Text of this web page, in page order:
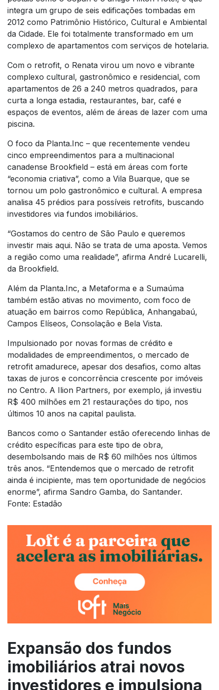
integra um grupo de seis edificações tombadas em
2012 como Patrimônio Histórico, Cultural e Ambiental
da Cidade. Ele foi totalmente transformado em um
complexo de apartamentos com serviços de hotelaria.
Com o retrofit, o Renata virou um novo e vibrante
complexo cultural, gastronômico e residencial, com
apartamentos de 26 a 240 metros quadrados, para
curta a longa estadia, restaurantes, bar, café e
espaços de eventos, além de áreas de lazer com uma
piscina.
O foco da Planta.Inc – que recentemente vendeu
cinco empreendimentos para a multinacional
canadense Brookfield – está em áreas com forte
“economia criativa”, como a Vila Buarque, que se
tornou um polo gastronômico e cultural. A empresa
analisa 45 prédios para possíveis retrofits, buscando
investidores via fundos imobiliários.
“Gostamos do centro de São Paulo e queremos
investir mais aqui. Não se trata de uma aposta. Vemos
a região como uma realidade”, afirma André Lucarelli,
da Brookfield.
Além da Planta.Inc, a Metaforma e a Sumaúma
também estão ativas no movimento, com foco de
atuação em bairros como República, Anhangabaú,
Campos Elíseos, Consolação e Bela Vista.
Impulsionado por novas formas de crédito e
modalidades de empreendimentos, o mercado de
retrofit amadurece, apesar dos desafios, como altas
taxas de juros e concorrência crescente por imóveis
no Centro. A Ilion Partners, por exemplo, já investiu
R$ 400 milhões em 21 restaurações do tipo, nos
últimos 10 anos na capital paulista.
Bancos como o Santander estão oferecendo linhas de
crédito específicas para este tipo de obra,
desembolsando mais de R$ 60 milhões nos últimos
três anos. “Entendemos que o mercado de retrofit
ainda é incipiente, mas tem oportunidade de negócios
enorme”, afirma Sandro Gamba, do Santander.
Fonte: Estadão
Expansão dos fundos
imobiliários atrai novos
investidores e impulsiona